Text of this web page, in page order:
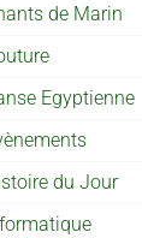
de Marin
Egyptienne
du Jour